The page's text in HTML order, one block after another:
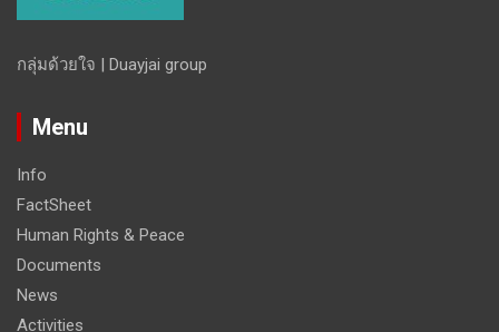
กลุ่มด้วยใจ | Duayjai group
Menu
Info
FactSheet
Human Rights & Peace
Documents
News
Activities